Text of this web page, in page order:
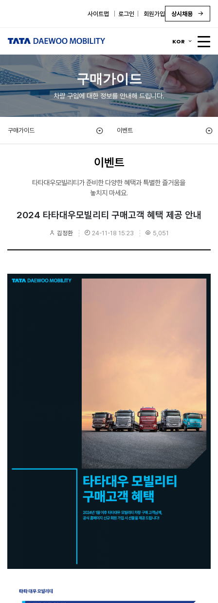
사이트맵 로그인 회원가입 상시채용
KOR
구매가이드
차량 구입에 대한 정보를 안내해 드립니다.
구매가이드 이벤트
이벤트
타타대우모빌리티가 준비한 다양한 혜택과 특별한 즐거움을
놓치지 마세요.
2024 타타대우모빌리티 구매고객 혜택 제공 안내
김정환 24-11-18 15:23 5,051